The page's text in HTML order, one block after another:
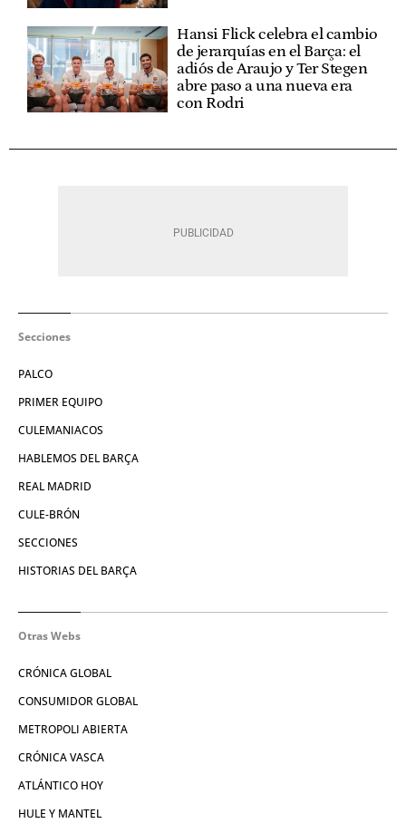
Hansi Flick celebra el cambio
de jerarquías en el Barça: el
adiós de Araujo y Ter Stegen
abre paso a una nueva era
con Rodri
Secciones
PALCO
PRIMER EQUIPO
CULEMANIACOS
HABLEMOS DEL BARÇA
REAL MADRID
CULE-BRÓN
SECCIONES
HISTORIAS DEL BARÇA
Otras Webs
CRÓNICA GLOBAL
CONSUMIDOR GLOBAL
METROPOLI ABIERTA
CRÓNICA VASCA
ATLÁNTICO HOY
HULE Y MANTEL